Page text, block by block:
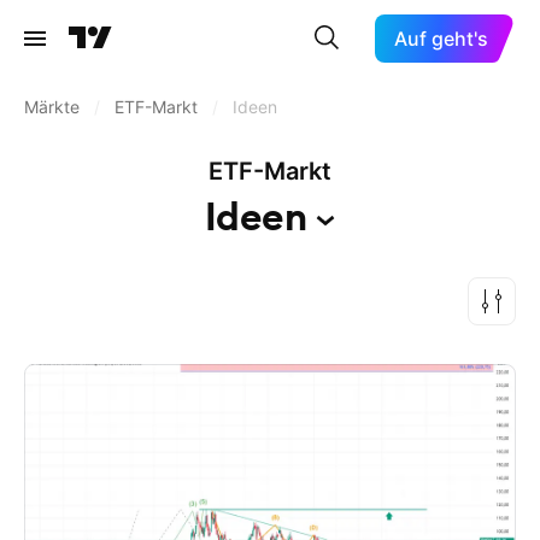
Auf geht's
Märkte ETF-Markt Ideen
ETF-Markt
Ideen